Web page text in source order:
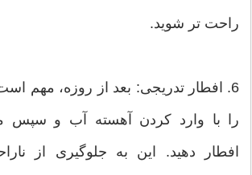
راحت تر شوید.
6. افطار تدریجی: بعد از روزه، مهم
را با وارد کردن آهسته آب و سپس
افطار دهید. این به جلوگیری از